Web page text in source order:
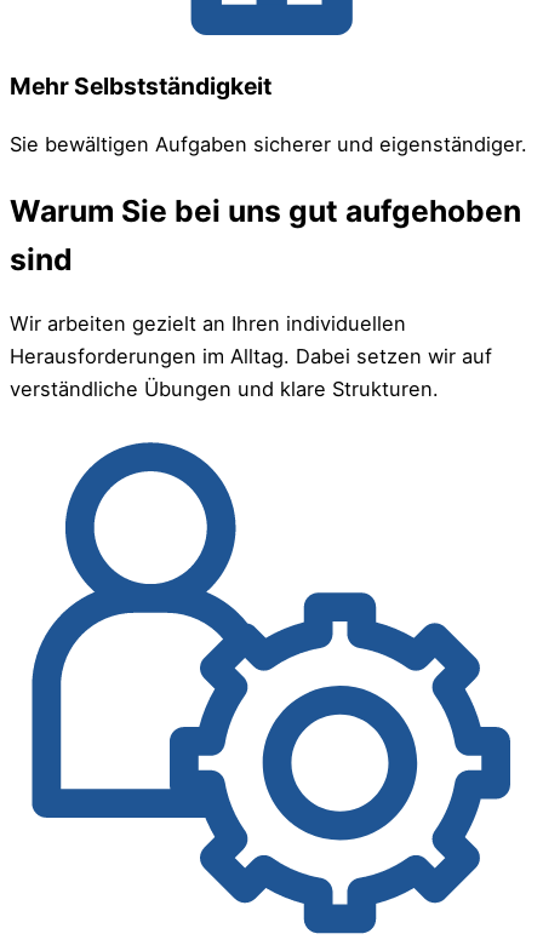
Mehr Selbstständigkeit
Sie bewältigen Aufgaben sicherer und eigenständiger.
Warum Sie bei uns gut aufgehoben
sind
Wir arbeiten gezielt an Ihren individuellen
Herausforderungen im Alltag. Dabei setzen wir auf
verständliche Übungen und klare Strukturen.